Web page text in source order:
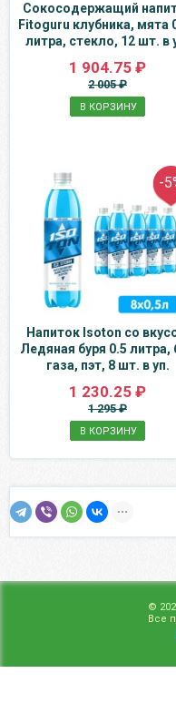
Сокосодержащий
Fitoguru клубника, мята
литра, стекло, 12 шт. в
1 904.75 ₽
2 005 ₽
В КОРЗИНУ
-
Напиток Isoton со
Ледяная буря 0.5 литра,
газа, пэт, 8 шт. в уп.
1 230.25 ₽
1 295 ₽
В КОРЗИНУ
©
Все